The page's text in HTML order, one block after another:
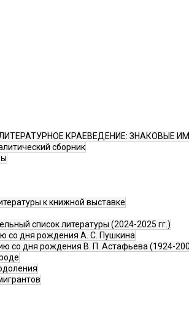
КРАЕВЕДЕНИЕ: ЗНАКОВЫЕ
сборник
к книжной выставке
список литературы (2024-2025 гг.)
со дня рождения А. С. Пушкина
со дня рождения В. П. Астафьева (1924-